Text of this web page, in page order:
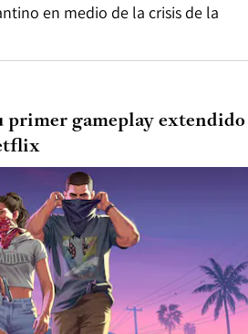
en medio de la crisis de la
primer gameplay extendido